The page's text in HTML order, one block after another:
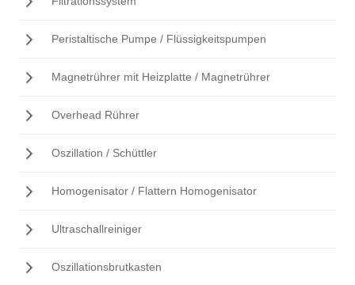
Peristaltische Pumpe / Flüssigkeitspumpen
Magnetrührer mit Heizplatte / Magnetrührer
Overhead Rührer
Oszillation / Schüttler
Homogenisator / Flattern Homogenisator
Ultraschallreiniger
Oszillationsbrutkasten